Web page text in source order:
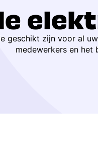
geschikt zijn voor al
medewerkers en het